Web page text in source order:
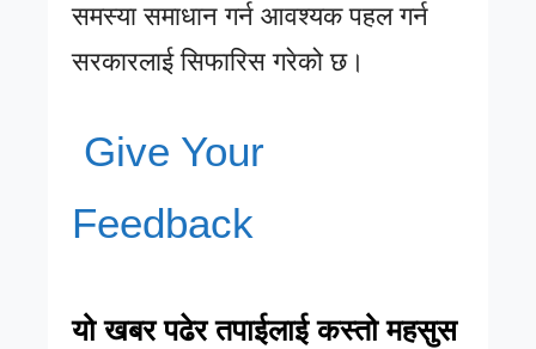
समस्या समाधान गर्न आवश्यक पहल गर्न
सरकारलाई सिफारिस गरेको छ।
Give Your
Feedback
यो खबर पढेर तपाईलाई कस्तो महसुस